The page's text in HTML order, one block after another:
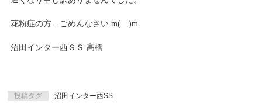
花粉症の方…ごめんなさい m(__)m
沼田インター西ＳＳ 高橋
投稿タグ 沼田インター西SS